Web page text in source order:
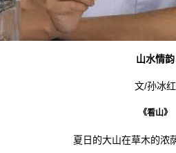
山水情韵
文/孙冰红
《看山》
夏日的大山在草木的浓